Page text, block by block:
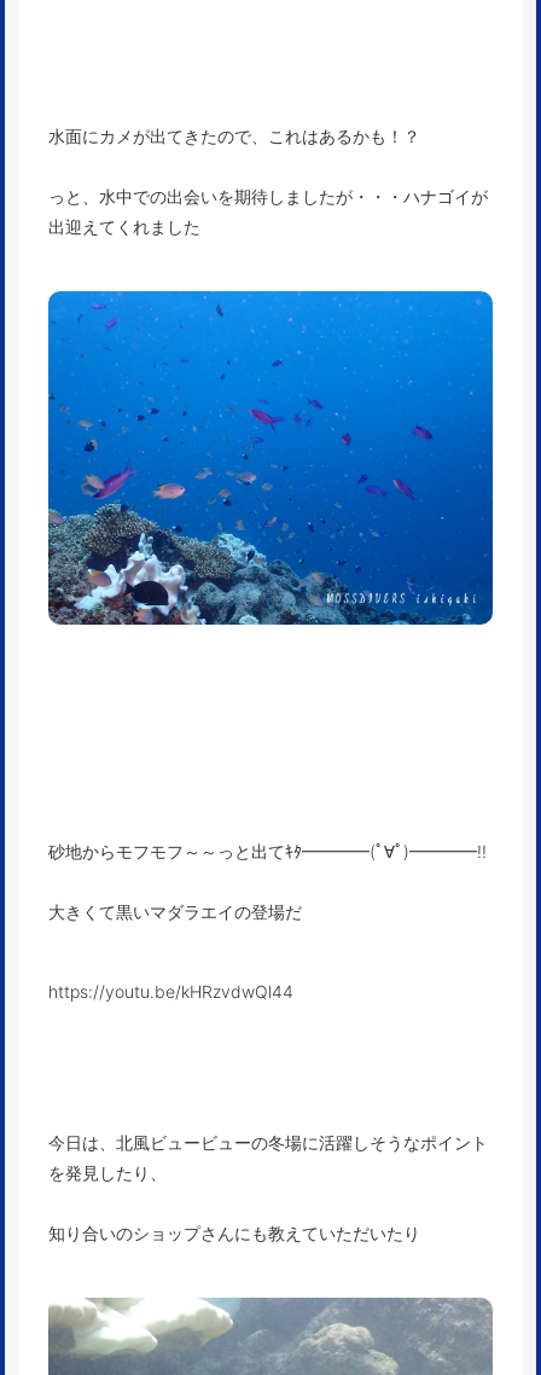
水面にカメが出てきたので、これはあるかも！？
っと、水中での出会いを期待しましたが・・・ハナゴイが
出迎えてくれました
砂地からモフモフ～～っと出てｷﾀ━━━━(ﾟ∀ﾟ)━━━━!!
大きくて黒いマダラエイの登場だ
https://youtu.be/kHRzvdwQl44
今日は、北風ビュービューの冬場に活躍しそうなポイント
を発見したり、
知り合いのショップさんにも教えていただいたり